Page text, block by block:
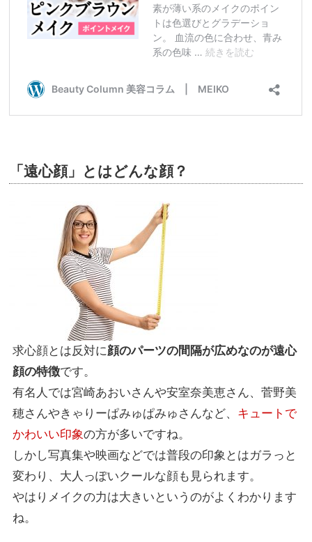
「遠心顔」とはどんな顔？
求心顔とは反対に顔のパーツの間隔が広めなのが遠心
顔の特徴です。
有名人では宮崎あおいさんや安室奈美恵さん、菅野美
穂さんやきゃりーぱみゅぱみゅさんなど、 キュートで
かわいい印象の方が多いですね。
しかし写真集や映画などでは普段の印象とはガラっと
変わり、大人っぽいクールな顔も見られます。
やはりメイクの力は大きいというのがよくわかります
ね。